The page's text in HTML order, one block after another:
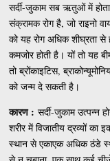
सर्दी-जुकाम सब ऋतुओं में
संक्रामक रोग है, जो राइनो
को यह रोग अधिक शीघ्रता से
कमजोर होती है। यों तो यह
तो ब्रोंकाइटिस,
को जन्म दे सकती है।
कारण : सर्दी-जुकाम उत्पन्न
शरीर में विजातीय द्रव्यों का
स्थान से एकाएक अधिक ठंडे